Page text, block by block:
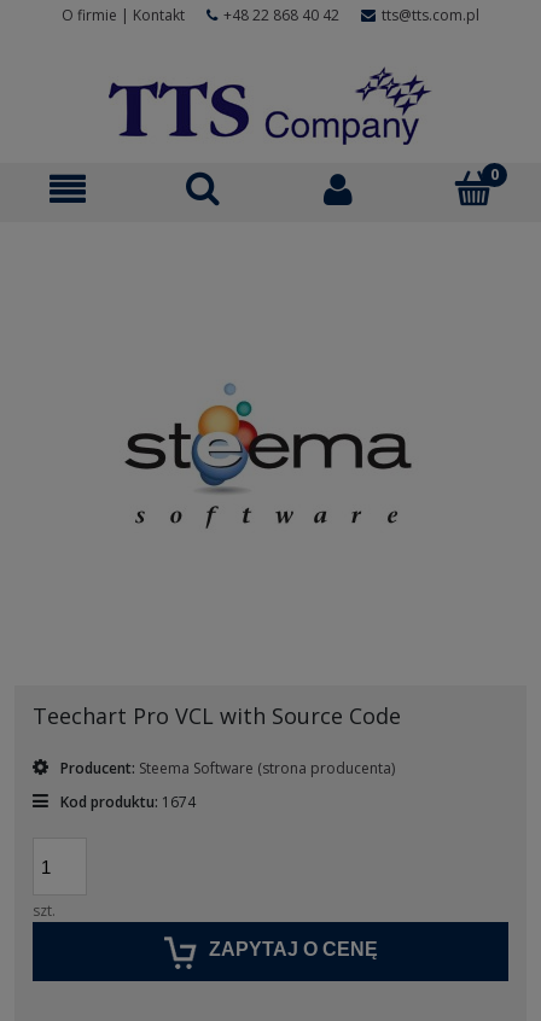
O firmie | Kontakt +48 22 868 40 42 tts@tts.com.pl
Teechart Pro VCL with Source Code
Producent: Steema Software (strona producenta)
Kod produktu: 1674
szt.
ZAPYTAJ O CENĘ